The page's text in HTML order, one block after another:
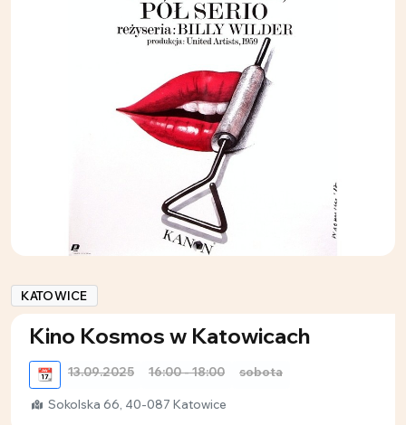
KATOWICE
Kino Kosmos w Katowicach
📆 13.09.2025 16:00 - 18:00 sobota
Sokolska 66, 40-087 Katowice